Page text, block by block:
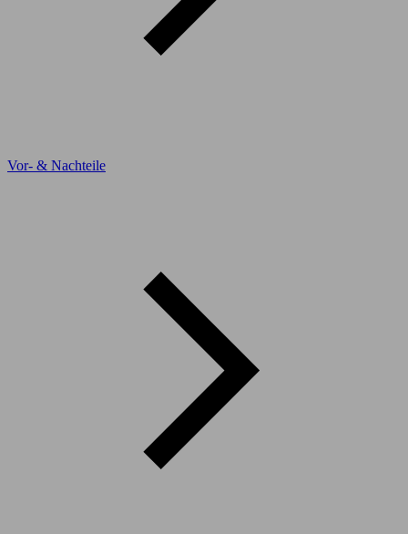
Vor- & Nachteile